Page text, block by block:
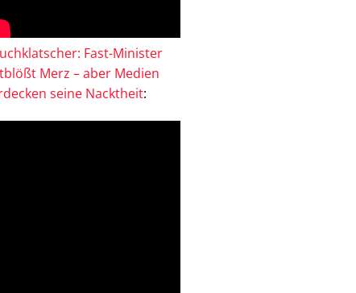
Fast-Minister
Merz – aber Medien
seine Nacktheit: